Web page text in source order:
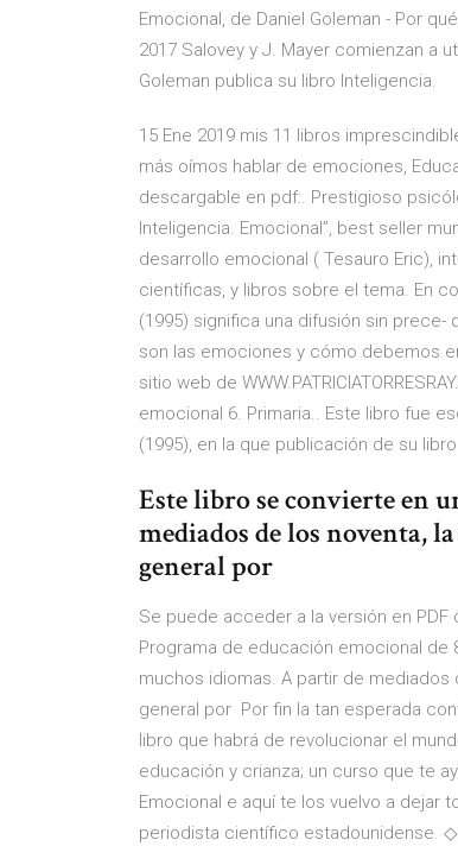
Emocional, de Daniel Goleman - Por
2017 Salovey y J. Mayer comienzan a
Goleman publica su libro Inteligencia.
15 Ene 2019 mis 11 libros
más oímos hablar de emociones,
descargable en pdf:. Prestigioso
Inteligencia. Emocional”, best seller
desarrollo emocional ( Tesauro Eric),
científicas, y libros sobre el tema. En
(1995) significa una difusión sin
son las emociones y cómo debemos
sitio web de
emocional 6. Primaria.. Este libro fue
(1995), en la que publicación de su
Este libro se convierte en
mediados de los noventa,
general por
Se puede acceder a la versión en
Programa de educación emocional de
muchos idiomas. A partir de
general por Por fin la tan esperada
libro que habrá de revolucionar el
educación y crianza; un curso que te
Emocional e aquí te los vuelvo a dejar
periodista científico estadounidense. ◇